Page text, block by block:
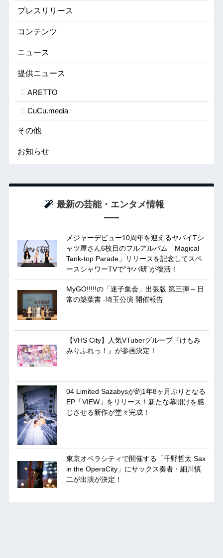
プレスリリース
コンテンツ
ニュース
提供ニュース
ARETTO
CuCu.media
その他
お知らせ
最新の芸能・エンタメ情報
メジャーデビュー10周年を迎えるヤバイTシ
ャツ屋さん6枚目のフルアルバム「Magical
Tank-top Parade」リリースを記念してスペ
ースシャワーTVで”ヤバ研”が復活！
MyGO!!!!!の「迷子集会」出張版 第三弾 – 日
常の築葉書 -埼玉公演 開催報告
【VHS City】人気VTuberグループ『けもみ
みりふれっ！』が参画決定！
04 Limited Sazabysが約1年8ヶ月ぶりとなる
EP「VIEW」をリリース！新たな幕開けを感
じさせる新作が堂々完成！
東京オペラシティで開催する「千野哲太 Sax
in the OperaCity」にサックス奏者・細川慎
二が出演が決定！